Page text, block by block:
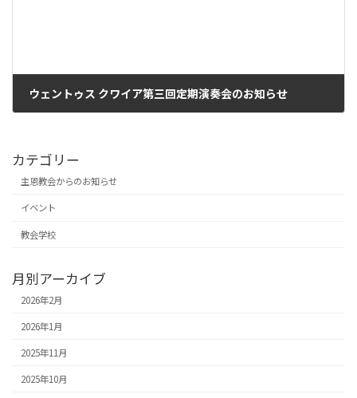
ウェントゥス クワイア第三回定期演奏会のお知らせ
カテゴリー
主恩教会からのお知らせ
イベント
教会学校
月別アーカイブ
2026年2月
2026年1月
2025年11月
2025年10月